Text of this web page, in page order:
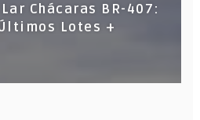
Chácaras BR-407:
Lotes +